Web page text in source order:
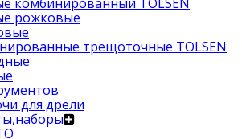
рожковые
трещоточные TOLSEN
для дрели